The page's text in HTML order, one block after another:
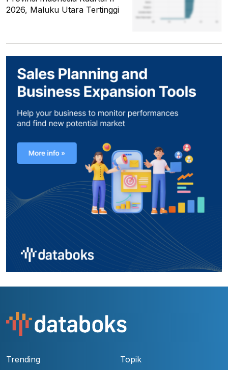
2026, Maluku Utara Tertinggi
Trending Topik